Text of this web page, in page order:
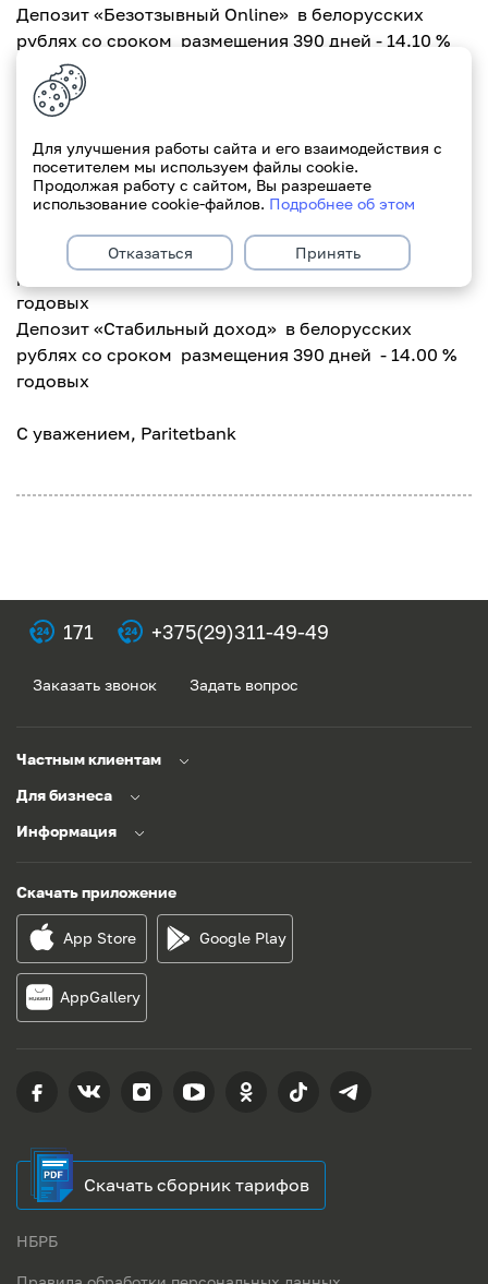
Депозит «Безотзывный Online» в белорусских
рублях со сроком размещения 390 дней - 14.10 %
годовых
Депозит «Стабильный доход» в белорусских
рублях со сроком размещения 270 дней - 12.50 %
годовых
Депозит «Стабильный доход» в белорусских
рублях со сроком размещения 330 дней - 12.50 %
Депозит «Стабильный доход» в белорусских
рублях со сроком размещения 370 дней - 14.00 %
годовых
Депозит «Стабильный доход» в белорусских
рублях со сроком размещения 390 дней - 14.00 %
годовых
С уважением, Paritetbank
171 +375(29)311-49-49
Заказать звонок Задать вопрос
Частным клиентам
Для бизнеса
Информация
Скачать приложение
App Store Google Play
AppGallery
Скачать сборник тарифов
НБРБ
Для улучшения работы сайта и его взаимодействия с
посетителем мы используем файлы cookie.
Продолжая работу с сайтом, Вы разрешаете
использование cookie-файлов. Подробнее об этом
Отказаться Принять